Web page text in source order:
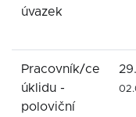
úvazek
Pracovník/ce
úklidu -
poloviční